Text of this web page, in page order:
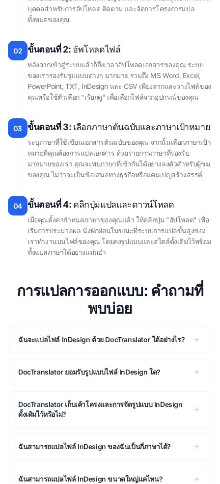
บุคคลสำหรับการอัปโหลด ติดตาม และจัดการโครงการแปล
ทั้งหมดของคุณ
02 ขั้นตอนที่ 2: อัพโหลดไฟล์
หลังจากเข้าสู่ระบบแล้วก็ถึงเวลาอัปโหลดเอกสารของคุณ ระบบ
ของเรารองรับรูปแบบต่างๆ มากมาย รวมถึง MS Word, Excel,
PowerPoint, TXT, InDesign และ CSV เพียงลากและวางไฟล์ของ
คุณหรือใช้ตัวเลือก "เรียกดู" เพื่อเลือกไฟล์จากอุปกรณ์ของคุณ
03 ขั้นตอนที่ 3: เลือกภาษาต้นฉบับและภาษาเป้าหมาย
ระบุภาษาที่ใช้เขียนเอกสารต้นฉบับของคุณ จากนั้นเลือกภาษาเป้า
หมายที่คุณต้องการแปลเอกสาร ด้วยรายการภาษาที่รองรับ
มากมายของเรา คุณจะพบภาษาที่เข้ากันได้อย่างลงตัวสําหรับผู้ชม
ของคุณ ไม่ว่าจะเป็นข้อเสนอทางธุรกิจหรือแคมเปญสร้างสรรค์
04 ขั้นตอนที่ 4: คลิกปุ่มแปลและดาวน์โหลด
เมื่อคุณตั้งค่ากําหนดภาษาของคุณแล้ว ให้คลิกปุ่ม "อัปโหลด" เพื่อ
เริ่มการประมวลผล นั่งพักผ่อนในขณะที่ระบบการแปลขั้นสูงของ
เราทํางานบนไฟล์ของคุณ โดยคงรูปแบบและสไตล์ดั้งเดิมไว้พร้อม
ทั้งแปลภาษาได้อย่างแม่นยํา
การแปลการออกแบบ: คําถามที่
พบบ่อย
ฉันจะแปลไฟล์ InDesign ด้วย DocTranslator ได้อย่างไร?
DocTranslator ยอมรับรูปแบบไฟล์ InDesign ใด?
DocTranslator เก็บเค้าโครงและการจัดรูปแบบ InDesign
ดั้งเดิมไว้หรือไม่?
ฉันสามารถแปลไฟล์ InDesign ของฉันเป็นกี่ภาษาได้?
ฉันสามารถแปลไฟล์ InDesign ขนาดใหญ่แค่ไหน?